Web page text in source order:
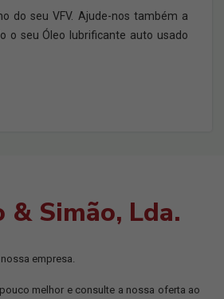
do seu VFV. Ajude-nos também a
o seu Óleo lubrificante auto usado
& Simão, Lda.
empresa.
melhor e consulte a nossa oferta ao